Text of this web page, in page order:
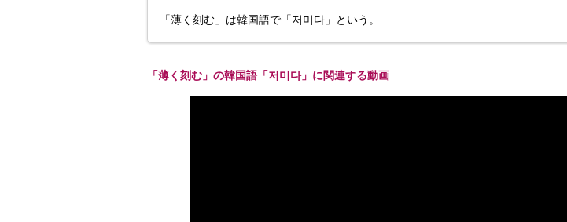
「薄く刻む」は韓国語で「저미다」という。
「薄く刻む」の韓国語「저미다」に関連する動画